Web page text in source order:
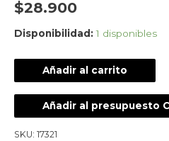
$28.900
Disponibilidad: 1 disponibles
Añadir al carrito
Añadir al presupuesto
SKU: 17321